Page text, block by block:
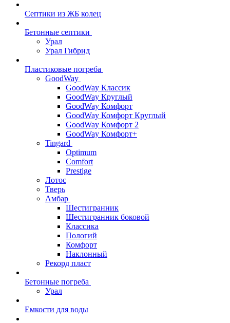
Септики из ЖБ колец
Бетонные септики
Урал
Урал Гибрид
Пластиковые погреба
GoodWay
GoodWay Классик
GoodWay Круглый
GoodWay Комфорт
GoodWay Комфорт Круглый
GoodWay Комфорт 2
GoodWay Комфорт+
Tingard
Optimum
Comfort
Prestige
Лотос
Тверь
Амбар
Шестигранник
Шестигранник боковой
Классика
Пологий
Комфорт
Наклонный
Рекорд пласт
Бетонные погреба
Урал
Емкости для воды